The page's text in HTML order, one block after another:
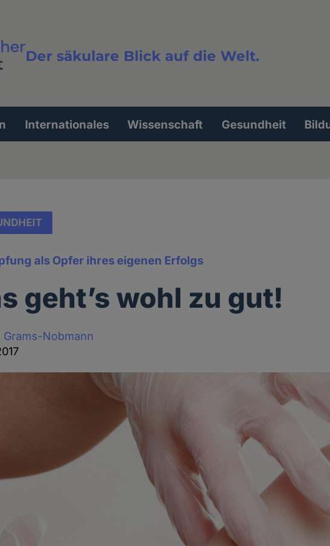
Der säkulare Blick auf die Welt.
Volltextsuche
Internationales Wissenschaft Gesundheit
als Opfer ihres eigenen Erfolgs
geht’s wohl zu gut!
Grams-Nobmann